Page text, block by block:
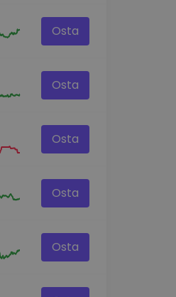
Osta
Osta
Osta
Osta
Osta